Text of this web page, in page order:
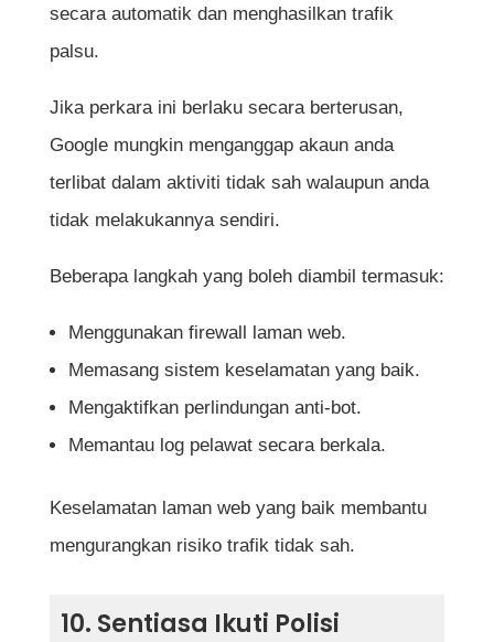
secara automatik dan menghasilkan trafik
palsu.
Jika perkara ini berlaku secara berterusan,
Google mungkin menganggap akaun anda
terlibat dalam aktiviti tidak sah walaupun anda
tidak melakukannya sendiri.
Beberapa langkah yang boleh diambil termasuk:
Menggunakan firewall laman web.
Memasang sistem keselamatan yang baik.
Mengaktifkan perlindungan anti-bot.
Memantau log pelawat secara berkala.
Keselamatan laman web yang baik membantu
mengurangkan risiko trafik tidak sah.
10. Sentiasa Ikuti Polisi